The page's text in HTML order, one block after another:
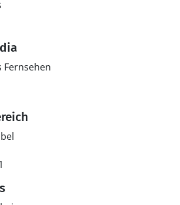
Fernsehen